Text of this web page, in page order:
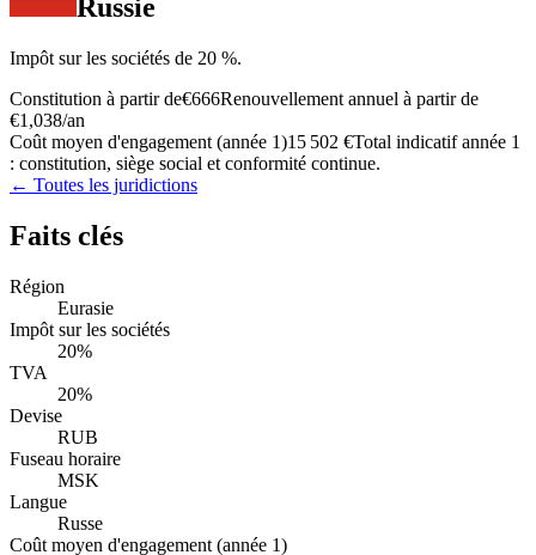
Russie
Impôt sur les sociétés de 20 %.
Constitution à partir de€666Renouvellement annuel à partir de
€1,038/an
Coût moyen d'engagement (année 1)15 502 €Total indicatif année 1
: constitution, siège social et conformité continue.
← Toutes les juridictions
Faits clés
Région
Eurasie
Impôt sur les sociétés
20%
TVA
20%
Devise
RUB
Fuseau horaire
MSK
Langue
Russe
Coût moyen d'engagement (année 1)